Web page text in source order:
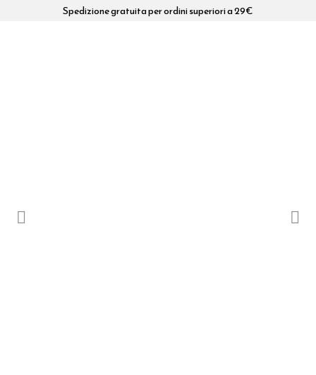
Spedizione gratuita per ordini superiori a 29€